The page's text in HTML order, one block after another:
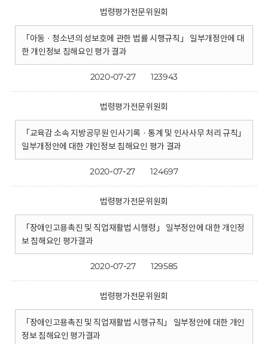
법령평가전문위원회
「아동 · 청소년의 성보호에 관한 법률 시행규칙」 일부개정안에 대
한 개인정보 침해요인 평가 결과
2020-07-27 123943
법령평가전문위원회
「교육감 소속 지방공무원 인사기록 · 통계 및 인사사무 처리 규칙」
일부개정안에 대한 개인정보 침해요인 평가 결과
2020-07-27 124697
법령평가전문위원회
「장애인고용촉진 및 직업재활법 시행령」 일부정안에 대한 개인정
보 침해요인 평가결과
2020-07-27 129585
법령평가전문위원회
「장애인고용촉진 및 직업재활법 시행규칙」 일부정안에 대한 개인
정보 침해요인 평가결과